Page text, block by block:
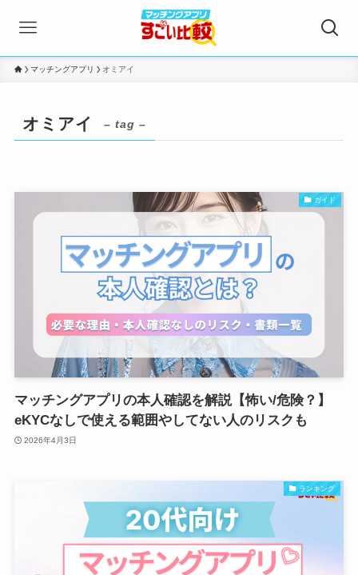
マッチングアプリ オミアイ
オミアイ – tag –
ガイド
マッチングアプリの本人確認を解説【怖い/危険？】
eKYCなしで使える範囲やしてない人のリスクも
2026年4月3日
ランキング